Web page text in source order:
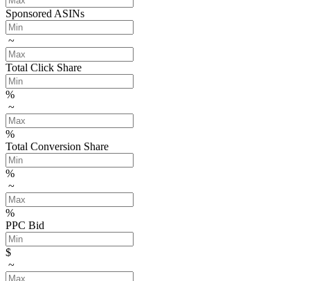
Sponsored ASINs
~
Total Click Share
%
~
%
Total Conversion Share
%
~
%
PPC Bid
$
~